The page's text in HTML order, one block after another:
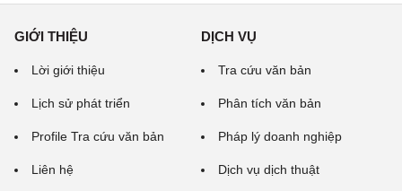
GIỚI THIỆU
Lời giới thiệu
Lịch sử phát triển
Profile Tra cứu văn bản
Liên hệ
DỊCH VỤ
Tra cứu văn bản
Phân tích văn bản
Pháp lý doanh nghiệp
Dịch vụ dịch thuật